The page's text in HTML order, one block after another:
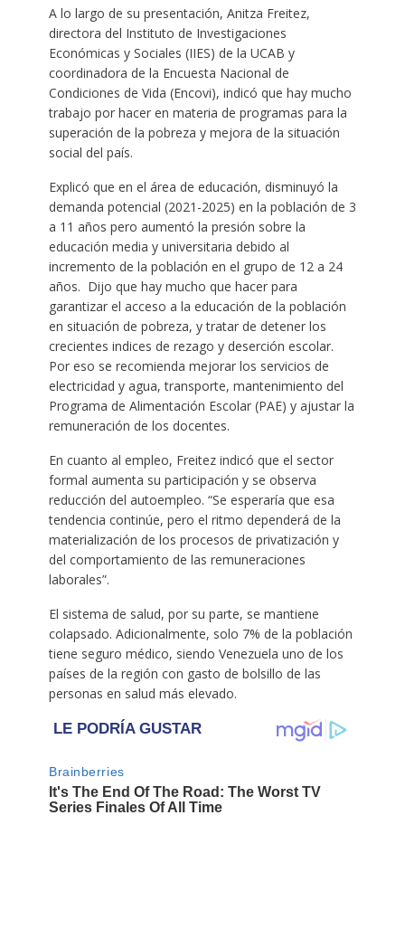
A lo largo de su presentación, Anitza Freitez,
directora del Instituto de Investigaciones
Económicas y Sociales (IIES) de la UCAB y
coordinadora de la Encuesta Nacional de
Condiciones de Vida (Encovi), indicó que hay mucho
trabajo por hacer en materia de programas para la
superación de la pobreza y mejora de la situación
social del país.
Explicó que en el área de educación, disminuyó la
demanda potencial (2021-2025) en la población de 3
a 11 años pero aumentó la presión sobre la
educación media y universitaria debido al
incremento de la población en el grupo de 12 a 24
años. Dijo que hay mucho que hacer para
garantizar el acceso a la educación de la población
en situación de pobreza, y tratar de detener los
crecientes indices de rezago y deserción escolar.
Por eso se recomienda mejorar los servicios de
electricidad y agua, transporte, mantenimiento del
Programa de Alimentación Escolar (PAE) y ajustar la
remuneración de los docentes.
En cuanto al empleo, Freitez indicó que el sector
formal aumenta su participación y se observa
reducción del autoempleo. “Se esperaría que esa
tendencia continúe, pero el ritmo dependerá de la
materialización de los procesos de privatización y
del comportamiento de las remuneraciones
laborales”.
El sistema de salud, por su parte, se mantiene
colapsado. Adicionalmente, solo 7% de la población
tiene seguro médico, siendo Venezuela uno de los
países de la región con gasto de bolsillo de las
personas en salud más elevado.